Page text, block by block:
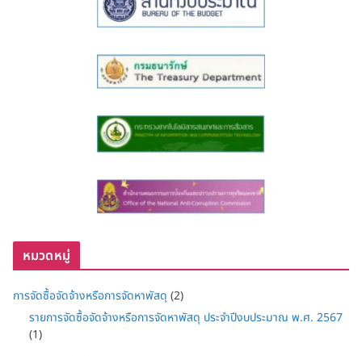
หมวดหมู่
การจัดซื้อจัดจ้างหรือการจัดหาพัสดุ (2)
รายการจัดซื้อจัดจ้างหรือการจัดหาพัสดุ ประจำปีงบประมาณ พ.ศ. 2567
(1)